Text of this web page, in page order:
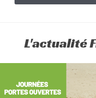
L'actualité